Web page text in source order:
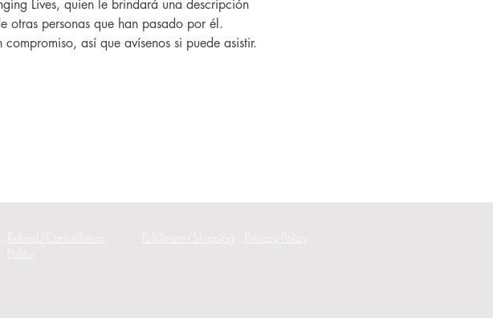
otras personas que han pasado por él.
así que avísenos si puede asistir.